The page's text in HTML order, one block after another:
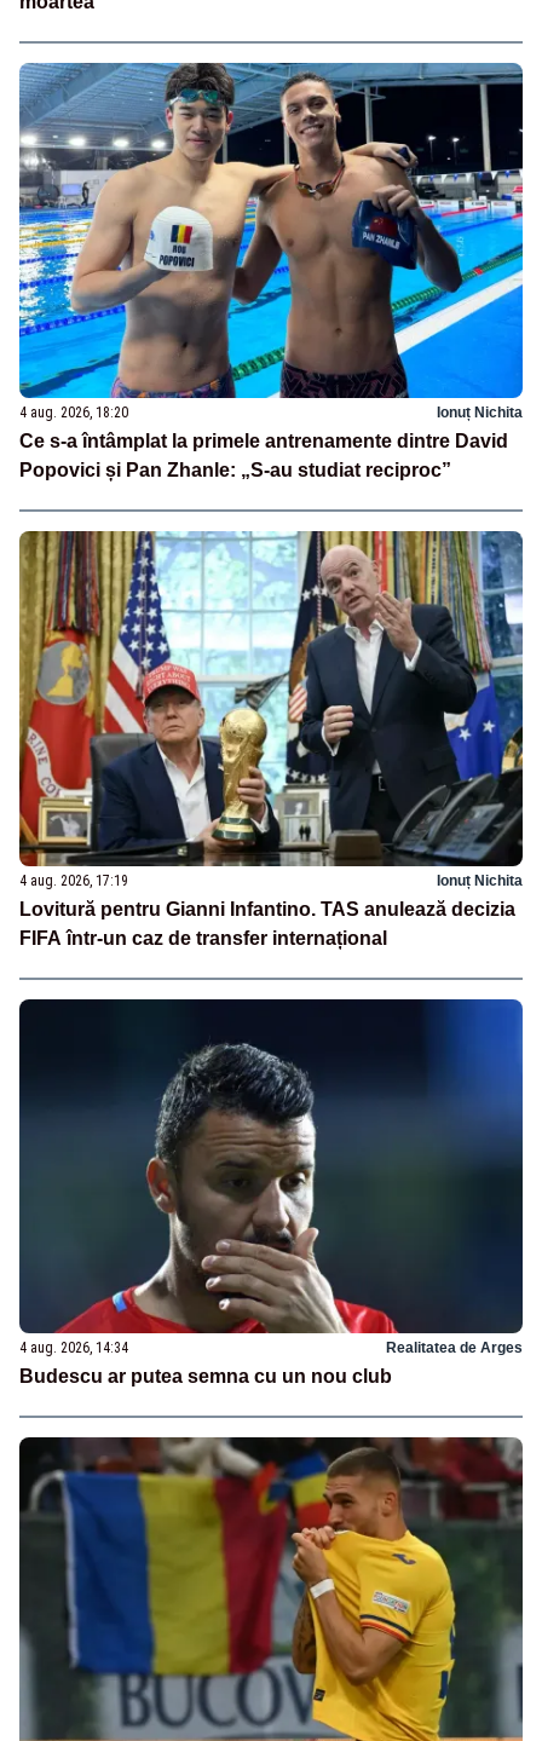
4 aug. 2026, 18:20 Ionuț Nichita
Ce s-a întâmplat la primele antrenamente dintre David
Popovici și Pan Zhanle: „S-au studiat reciproc”
4 aug. 2026, 17:19 Ionuț Nichita
Lovitură pentru Gianni Infantino. TAS anulează decizia
FIFA într-un caz de transfer internațional
4 aug. 2026, 14:34 Realitatea de Arges
Budescu ar putea semna cu un nou club